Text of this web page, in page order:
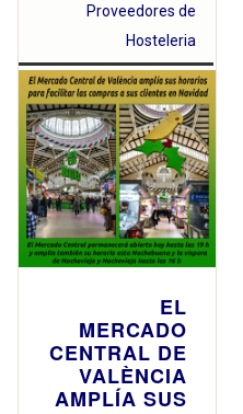
Proveedores de
Hosteleria
EL
MERCADO
CENTRAL DE
VALÈNCIA
AMPLÍA SUS